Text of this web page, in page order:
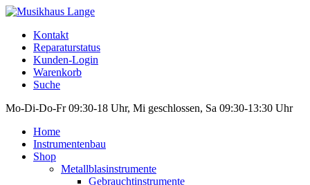
Kontakt
Reparaturstatus
Kunden-Login
Warenkorb
Suche
Mo-Di-Do-Fr 09:30-18 Uhr, Mi geschlossen, Sa 09:30-13:30 Uhr
Home
Instrumentenbau
Shop
Metallblasinstrumente
Gebrauchtinstrumente